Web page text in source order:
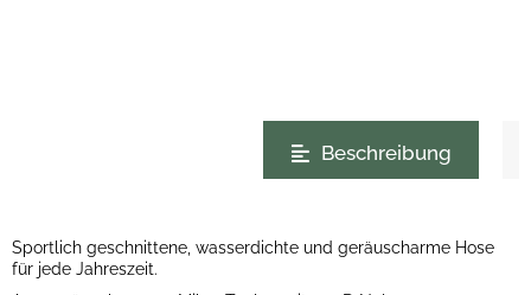
Beschreibung
Sportlich geschnittene, wasserdichte und geräuscharme Hose
für jede Jahreszeit.